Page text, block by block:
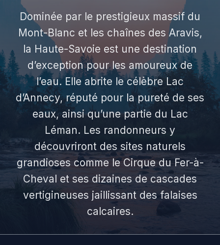
Dominée par le prestigieux massif du
Mont-Blanc et les chaînes des Aravis,
la Haute-Savoie est une destination
d’exception pour les amoureux de
l’eau. Elle abrite le célèbre Lac
d’Annecy, réputé pour la pureté de ses
eaux, ainsi qu’une partie du Lac
Léman. Les randonneurs y
découvriront des sites naturels
grandioses comme le Cirque du Fer-à-
Cheval et ses dizaines de cascades
vertigineuses jaillissant des falaises
calcaires.